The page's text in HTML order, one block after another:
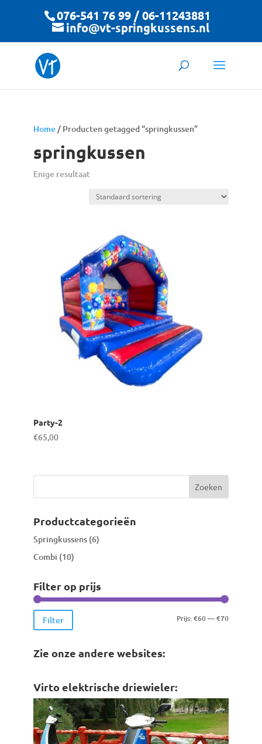
076-541 76 99 / 06-11243881
info@vt-springkussens.nl
Home/ Producten getagged “springkussen”
springkussen
Enige resultaat
Party-2
€65,00
Productcategorieën
Springkussens (6)
Combi (10)
Filter op prijs
Min.
Max.
Filter Prijs:€60—€70
Zie onze andere websites:
Virto elektrische driewieler: